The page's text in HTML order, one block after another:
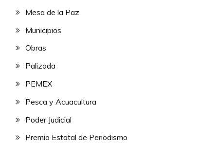
Mesa de la Paz
Municipios
Obras
Palizada
PEMEX
Pesca y Acuacultura
Poder Judicial
Premio Estatal de Periodismo